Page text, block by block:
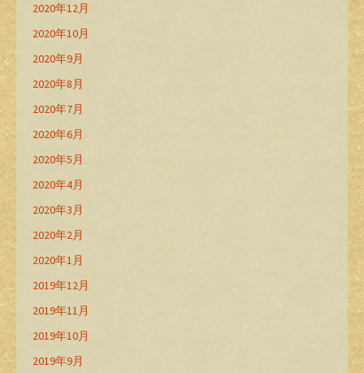
2020年12月
2020年10月
2020年9月
2020年8月
2020年7月
2020年6月
2020年5月
2020年4月
2020年3月
2020年2月
2020年1月
2019年12月
2019年11月
2019年10月
2019年9月